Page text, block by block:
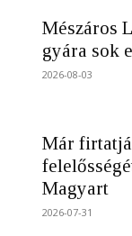
Mészáros
gyára sok
2026-08-03
Már
Magyart
2026-07-31